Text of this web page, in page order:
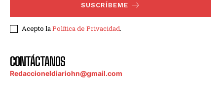
SUSCRÍBEME
Acepto laPolítica de Privacidad.
CONTÁCTANOS
Redaccioneldiariohn@gmail.com